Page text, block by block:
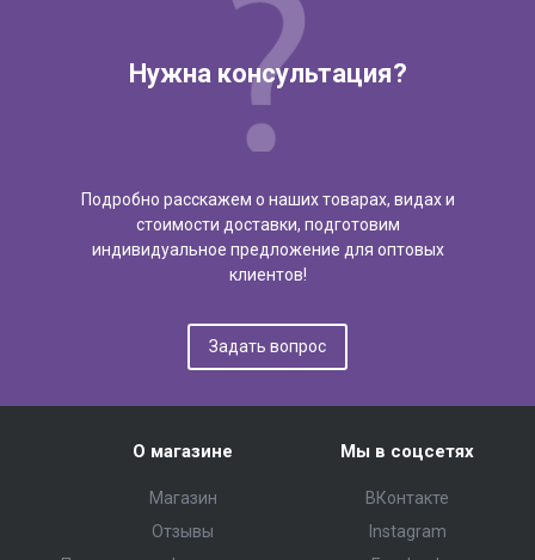
Нужна консультация?
Подробно расскажем о наших товарах, видах и
стоимости доставки, подготовим
индивидуальное предложение для оптовых
клиентов!
Задать вопрос
О магазине
Магазин
Отзывы
Мы в соцсетях
ВКонтакте
Instagram